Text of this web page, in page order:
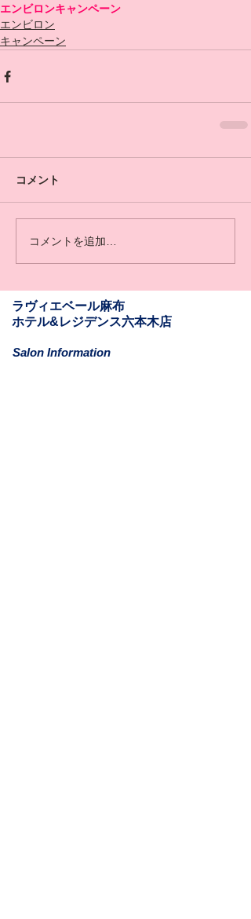
エンビロンキャンペーン
エンビロン
キャンペーン
コメント
コメントを追加…
​​ラヴィエベール麻布
​ホテル&レジデンス六本木店
Salon Information